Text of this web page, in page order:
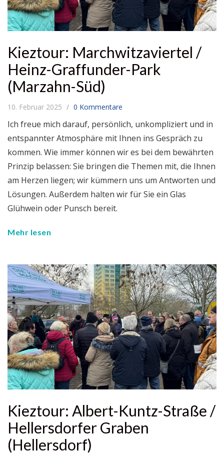
Kieztour: Marchwitzaviertel /
Heinz-Graffunder-Park
(Marzahn-Süd)
10. Februar 2025 0 Kommentare
Ich freue mich darauf, persönlich, unkompliziert und in
entspannter Atmosphäre mit Ihnen ins Gespräch zu
kommen. Wie immer können wir es bei dem bewährten
Prinzip belassen: Sie bringen die Themen mit, die Ihnen
am Herzen liegen; wir kümmern uns um Antworten und
Lösungen. Außerdem halten wir für Sie ein Glas
Glühwein oder Punsch bereit.
Mehr lesen
Kieztour: Albert-Kuntz-Straße /
Hellersdorfer Graben
(Hellersdorf)